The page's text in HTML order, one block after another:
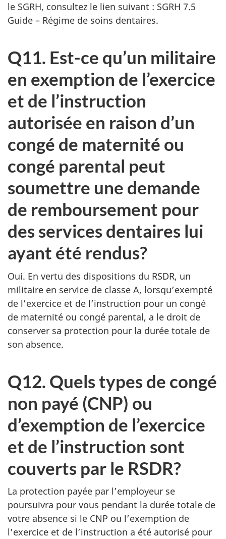
le SGRH, consultez le lien suivant : SGRH 7.5
Guide – Régime de soins dentaires.
Q11. Est-ce qu’un militaire
en exemption de l’exercice
et de l’instruction
autorisée en raison d’un
congé de maternité ou
congé parental peut
soumettre une demande
de remboursement pour
des services dentaires lui
ayant été rendus?
Oui. En vertu des dispositions du RSDR, un
militaire en service de classe A, lorsqu’exempté
de l’exercice et de l’instruction pour un congé
de maternité ou congé parental, a le droit de
conserver sa protection pour la durée totale de
son absence.
Q12. Quels types de congé
non payé (CNP) ou
d’exemption de l’exercice
et de l’instruction sont
couverts par le RSDR?
La protection payée par l’employeur se
poursuivra pour vous pendant la durée totale de
votre absence si le CNP ou l’exemption de
l’exercice et de l’instruction a été autorisé pour